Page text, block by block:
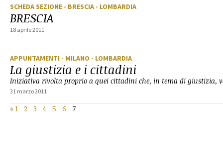
SCHEDA SEZIONE - BRESCIA - LOMBARDIA
BRESCIA
18 aprile 2011
APPUNTAMENTI - MILANO - LOMBARDIA
La giustizia e i cittadini
Iniziativa rivolta proprio a quei cittadini che, in tema di giustizia,
31 marzo 2011
« 1 2 3 4 5 6 7